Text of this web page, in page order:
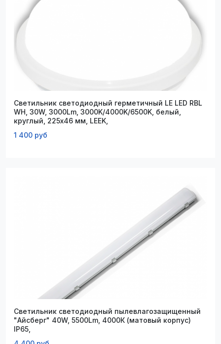
Светильник светодиодный герметичный LE LED RBL
WH, 30W, 3000Lm, 3000K/4000K/6500K, белый,
круглый, 225х46 мм, LEEK,
1 400 руб
Светильник светодиодный пылевлагозащищенный
"Айсберг" 40W, 5500Lm, 4000К (матовый корпус)
IP65,